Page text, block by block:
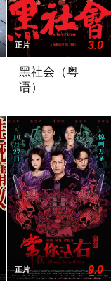
亡，他涉嫌谋杀，但
正片 3.0
黑社会（粤
语）
正片 9.0